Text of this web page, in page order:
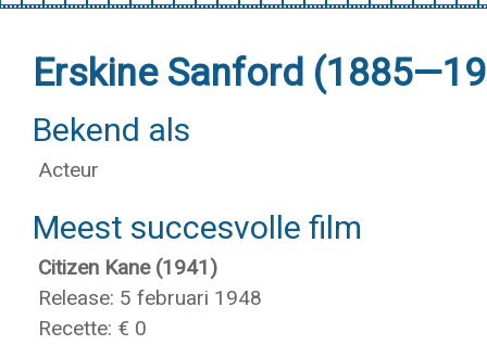
Erskine Sanford
Bekend als
Acteur
Meest succesvolle film
Citizen Kane (1941)
Release: 5 februari 1948
Recette: € 0